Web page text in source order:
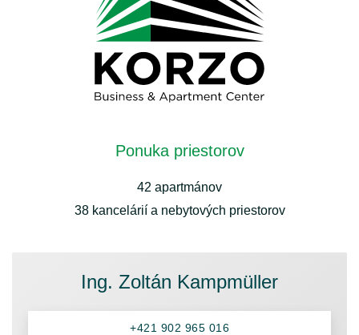
Ponuka priestorov
42 apartmánov
38 kancelárií a nebytových priestorov
Ing. Zoltán Kampmüller
+421 902 965 016